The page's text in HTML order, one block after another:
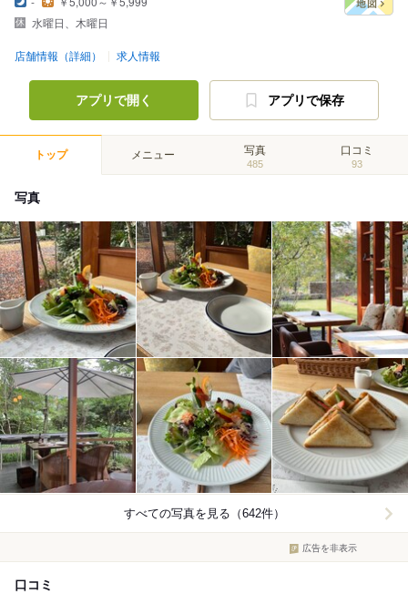
水曜日、木曜日
店舗情報（詳細） 求人情報
アプリで開く アプリで保存
トップ メニュー 写真
485
口コミ
93
写真
すべての写真を見る（642件）
広告を非表示
口コミ